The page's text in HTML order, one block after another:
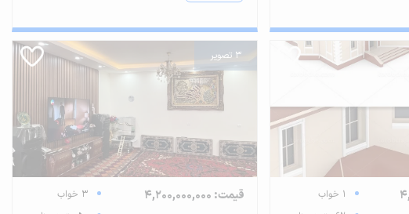
1 خواب
3 تصویر
قیمت: 4,200,000,000
3 خواب